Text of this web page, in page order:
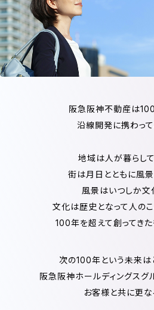
阪急阪神不動産は
沿線開発に携わって
地域は人が暮らし
街は月日とともに風景
風景はいつしか文
文化は歴史となって人のこ
100年を超えて創ってきた
次の100年という未来は
阪急阪神ホールディングスグ
お客様と共に更な